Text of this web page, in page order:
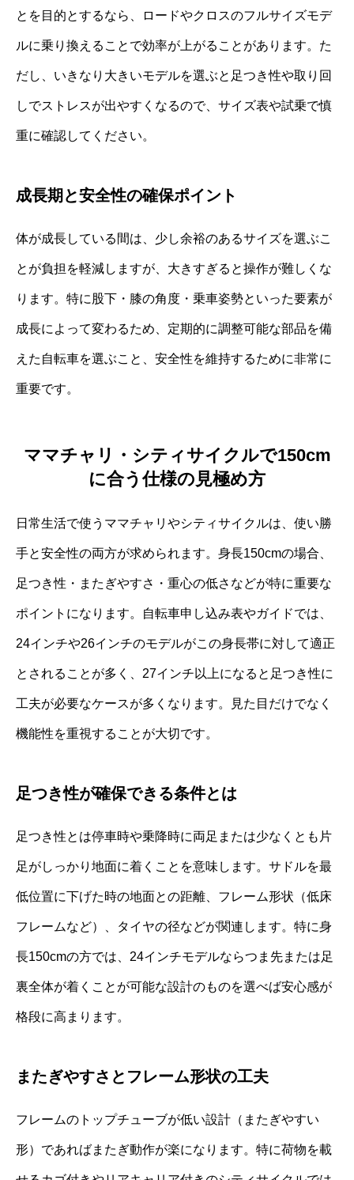
とを目的とするなら、ロードやクロスのフルサイズモデ
ルに乗り換えることで効率が上がることがあります。た
だし、いきなり大きいモデルを選ぶと足つき性や取り回
しでストレスが出やすくなるので、サイズ表や試乗で慎
重に確認してください。
成長期と安全性の確保ポイント
体が成長している間は、少し余裕のあるサイズを選ぶこ
とが負担を軽減しますが、大きすぎると操作が難しくな
ります。特に股下・膝の角度・乗車姿勢といった要素が
成長によって変わるため、定期的に調整可能な部品を備
えた自転車を選ぶこと、安全性を維持するために非常に
重要です。
ママチャリ・シティサイクルで150cm
に合う仕様の見極め方
日常生活で使うママチャリやシティサイクルは、使い勝
手と安全性の両方が求められます。身長150cmの場合、
足つき性・またぎやすさ・重心の低さなどが特に重要な
ポイントになります。自転車申し込み表やガイドでは、
24インチや26インチのモデルがこの身長帯に対して適正
とされることが多く、27インチ以上になると足つき性に
工夫が必要なケースが多くなります。見た目だけでなく
機能性を重視することが大切です。
足つき性が確保できる条件とは
足つき性とは停車時や乗降時に両足または少なくとも片
足がしっかり地面に着くことを意味します。サドルを最
低位置に下げた時の地面との距離、フレーム形状（低床
フレームなど）、タイヤの径などが関連します。特に身
長150cmの方では、24インチモデルならつま先または足
裏全体が着くことが可能な設計のものを選べば安心感が
格段に高まります。
またぎやすさとフレーム形状の工夫
フレームのトップチューブが低い設計（またぎやすい
形）であればまたぎ動作が楽になります。特に荷物を載